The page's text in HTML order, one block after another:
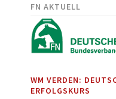
FN AKTUELL
WM VERDEN:
ERFOLGSKURS